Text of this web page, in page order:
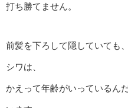
打ち勝てません。
前髪を下ろして隠していても
シワは、
かえって年齢がいっているん